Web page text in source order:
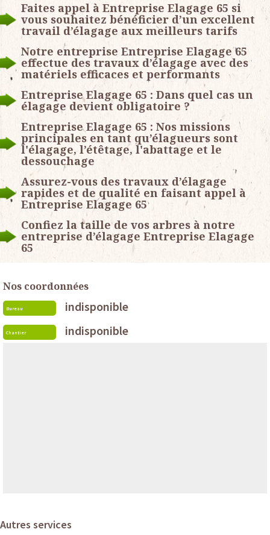
Faites appel à Entreprise Elagage 65 si
vous souhaitez bénéficier d’un excellent
travail d’élagage aux meilleurs tarifs
Notre entreprise Entreprise Elagage 65
effectue des travaux d’élagage avec des
matériels efficaces et performants
Entreprise Elagage 65 : Dans quel cas un
élagage devient obligatoire ?
Entreprise Elagage 65 : Nos missions
principales en tant qu’élagueurs sont
l'élagage, l’étêtage, l'abattage et le
dessouchage
Assurez-vous des travaux d’élagage
rapides et de qualité en faisant appel à
Entreprise Elagage 65
Confiez la taille de vos arbres à notre
entreprise d’élagage Entreprise Elagage
65
Nos coordonnées
Bureau indisponible
Chantier indisponible
Autres services